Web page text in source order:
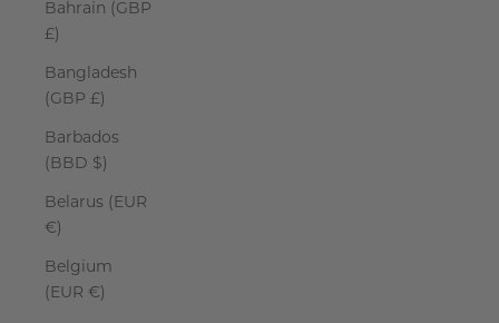
Bahrain (GBP
£)
Bangladesh
(GBP £)
Barbados
(BBD $)
Belarus (EUR
€)
Belgium
(EUR €)